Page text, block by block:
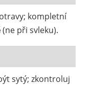
kompletní
(ne při svleku).
sytý; zkontroluj